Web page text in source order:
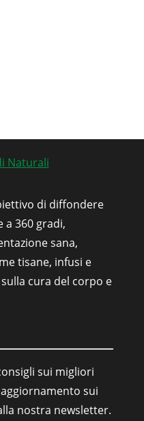
di diffondere
a 360 gradi,
sana,
tisane, infusi e
cura del corpo e
sui migliori
sui
nostra newsletter.